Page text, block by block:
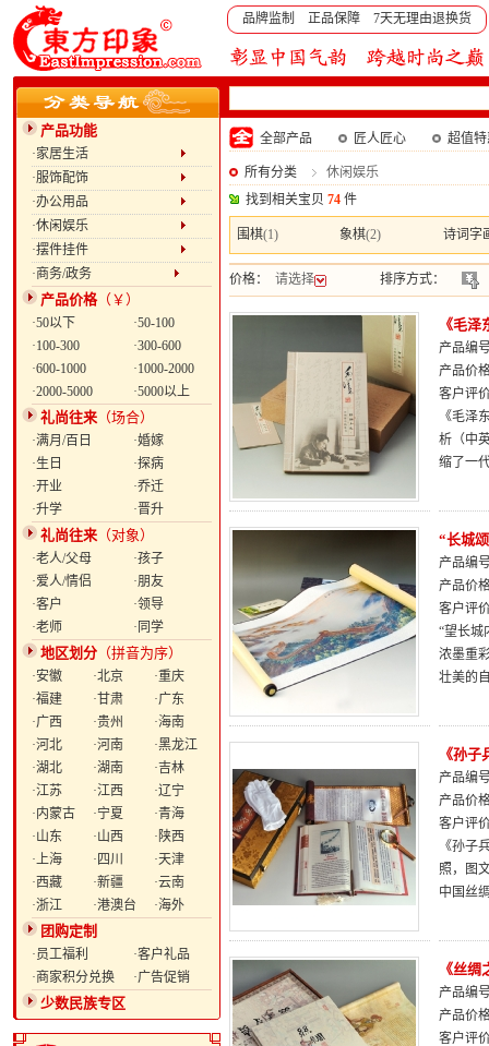
品牌监制 正品保障 7天无理由退换货
产品功能
·家居生活
·服饰配饰
·办公用品
·休闲娱乐
·摆件挂件
·商务/政务
产品价格（￥）
·50以下
·50-100
·100-300
·300-600
·600-1000
·1000-2000
·2000-5000
·5000以上
礼尚往来 （场合）
·满月/百日
·婚嫁
·生日
·探病
·开业
·乔迁
·升学
·晋升
礼尚往来 （对象）
·老人/父母
·孩子
·爱人/情侣
·朋友
·客户
·领导
·老师
·同学
地区划分 （拼音为序）
·安徽 ·北京
·重庆
·福建
·甘肃
·广东
·广西
·贵州
·海南
·河北
·河南
·黑龙江
·湖北
·湖南
·吉林
·江苏
·江西
·辽宁
·内蒙古
·宁夏
·青海
·山东
·山西
·陕西
·上海
·四川
·天津
·西藏
·新疆
·云南
·浙江
·港澳台 ·海外
团购定制
·员工福利
·客户礼品
·商家积分兑换
·广告促销
少数民族专区
全部产品 匠人匠心 超值
所有分类
休闲娱乐
找到相关宝贝 74 件
围棋(1) 象棋(2) 诗词字
价格： 请选择 排序方式：
《毛
产品编
产品价
客户评
《毛泽
析（中
缩了一
“长城
产品编
产品价
客户评
“望长城
浓墨重
壮美的
《孙
产品编
产品价
客户评
《孙子
照，图
中国丝
《丝
产品编
产品价
客户评